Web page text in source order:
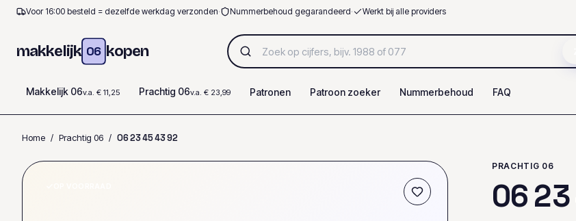
Voor 16:00 besteld = dezelfde werkdag verzonden· Nummerbehoud gegarandeerd· Werkt bij alle providers
makkelijk 06 kopen
Makkelijk 06v.a. € 11,25 Prachtig 06v.a. € 23,99 Patronen Patroon zoeker Nummerbehoud FAQ
Home / Prachtig 06 / 0623454392
PRACHTIG 06
0623